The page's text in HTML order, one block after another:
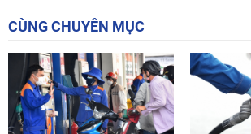
CÙNG CHUYÊN MỤC